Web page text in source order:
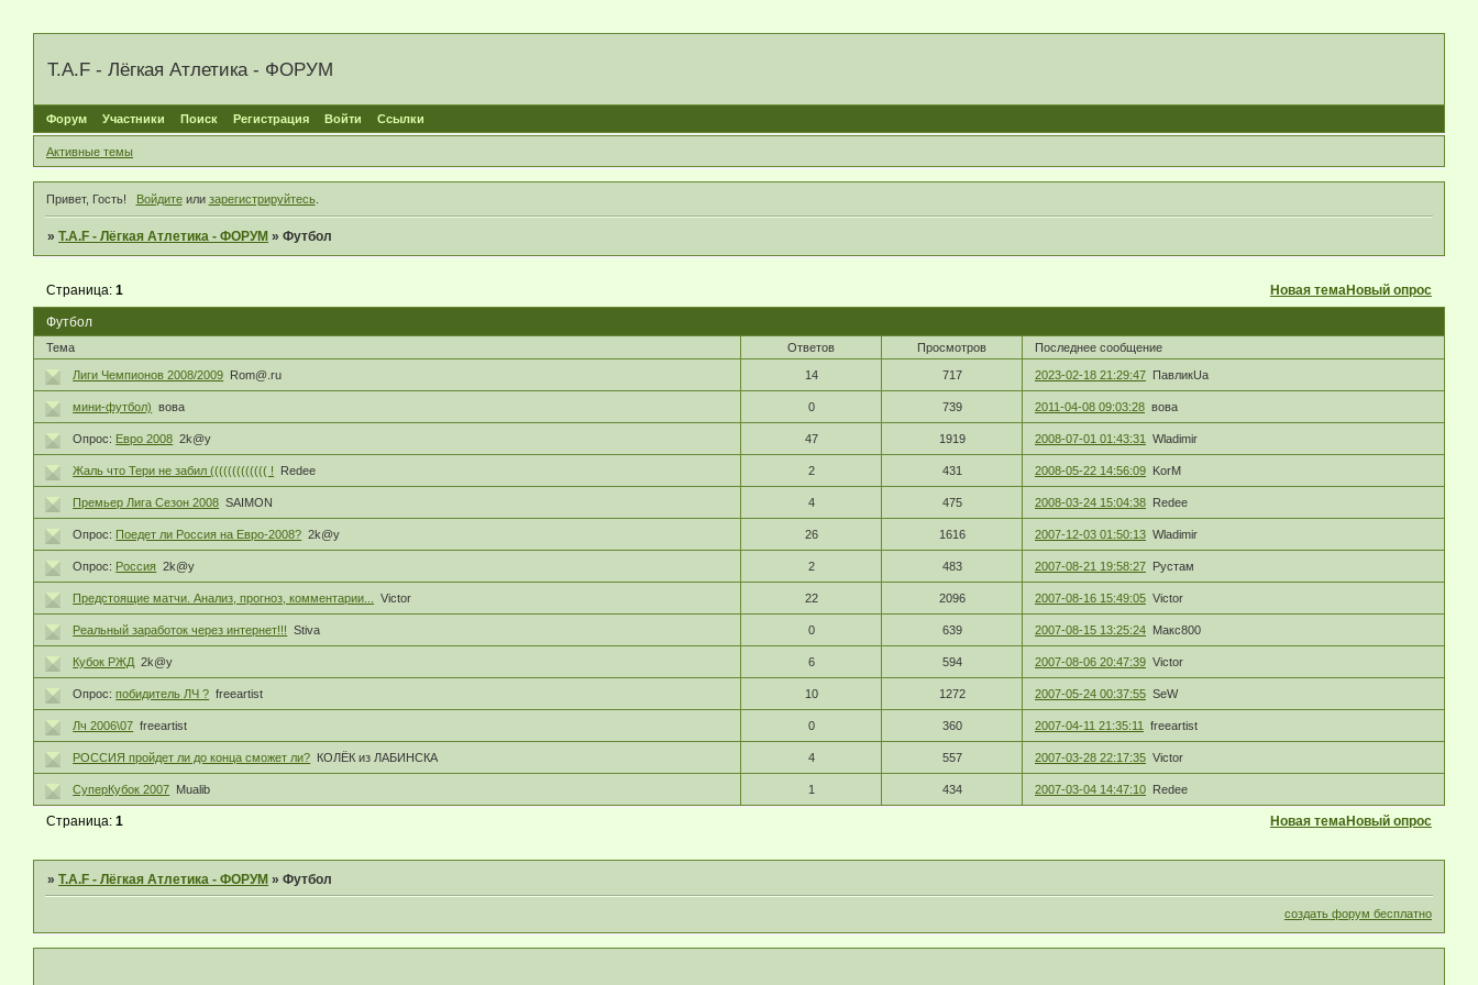
T.A.F - Лёгкая Атлетика - ФОРУМ
Форум Участники Поиск Регистрация Войти Ссылки
Активные темы
Привет, Гость! Войдитеили зарегистрируйтесь.
»T.A.F - Лёгкая Атлетика - ФОРУМ »Футбол
Футбол
Страница:1 Новая темаНовый опрос
Тема Ответов Просмотров Последнее сообщение
Лиги Чемпионов 2008/2009 Rom@.ru 14 717 2023-02-18 21:29:47 ПавликUa
мини-футбол) вова 0 739 2011-04-08 09:03:28 вова
Опрос: Евро 2008 2k@y 47 1919 2008-07-01 01:43:31 Wladimir
Жаль что Тери не забил ((((((((((((( ! Redee 2 431 2008-05-22 14:56:09 KorM
Премьер Лига Сезон 2008 SAIMON 4 475 2008-03-24 15:04:38 Redee
Опрос: Поедет ли Россия на Евро-2008? 2k@y 26 1616 2007-12-03 01:50:13 Wladimir
Опрос: Россия 2k@y 2 483 2007-08-21 19:58:27 Рустам
Предстоящие матчи. Анализ, прогноз, комментарии... Victor 22 2096 2007-08-16 15:49:05 Victor
Реальный заработок через интернет!!! Stiva 0 639 2007-08-15 13:25:24 Макс800
Кубок РЖД 2k@y 6 594 2007-08-06 20:47:39 Victor
Опрос: побидитель ЛЧ ? freeartist 10 1272 2007-05-24 00:37:55 SeW
Лч 2006\07 freeartist 0 360 2007-04-11 21:35:11 freeartist
РОССИЯ пройдет ли до конца сможет ли? КОЛЁК из ЛАБИНСКА 4 557 2007-03-28 22:17:35 Victor
СуперКубок 2007 Mualib 1 434 2007-03-04 14:47:10 Redee
Новая темаНовый опрос
Страница:1
»T.A.F - Лёгкая Атлетика - ФОРУМ »Футбол
создать форум бесплатно